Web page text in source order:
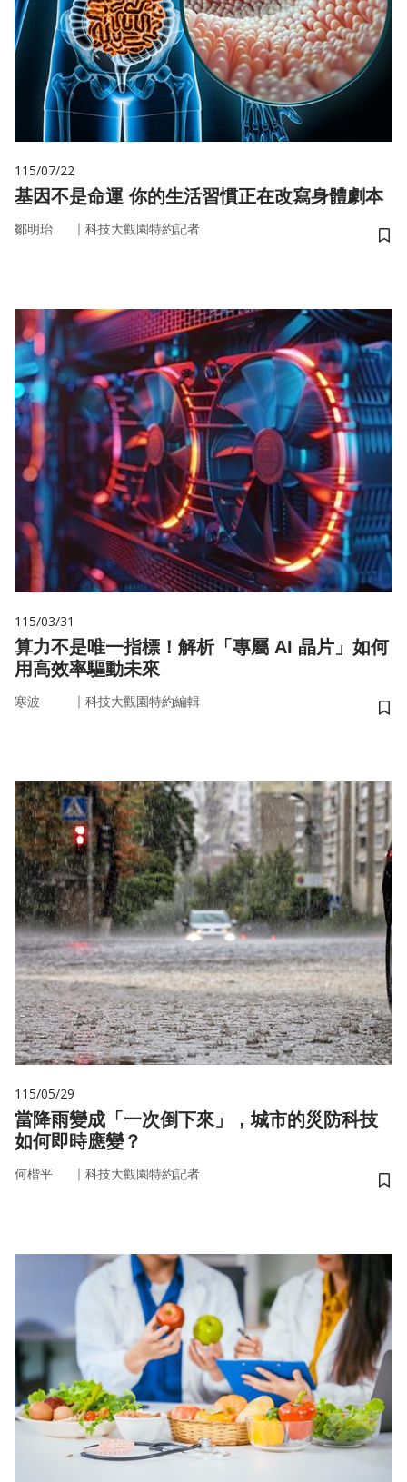
115/07/22
基因不是命運 你的生活習慣正在改寫身體劇本
鄒明珆 ｜ 科技大觀園特約記者
儲
115/03/31
算力不是唯一指標！解析「專屬 AI 晶片」如何
用高效率驅動未來
寒波 ｜ 科技大觀園特約編輯
儲
115/05/29
當降雨變成「一次倒下來」，城市的災防科技
如何即時應變？
何楷平 ｜ 科技大觀園特約記者
儲